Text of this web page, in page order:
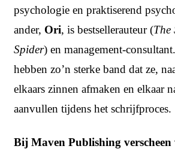
psychologie en praktiserend
ander, Ori, is bestsellerauteur (The
Spider) en management-
hebben zo’n sterke band dat ze,
elkaars zinnen afmaken en elkaar
aanvullen tijdens het schrijfproces.
Bij Maven Publishing